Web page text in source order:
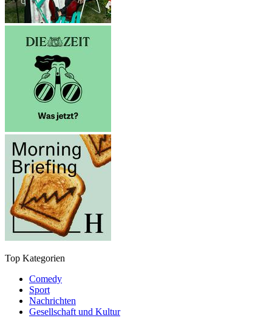
Top Kategorien
Comedy
Sport
Nachrichten
Gesellschaft und Kultur